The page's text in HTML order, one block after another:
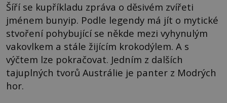
Šíří se kupříkladu zpráva o děsivém zvířeti
jménem bunyip. Podle legendy má jít o mytické
stvoření pohybující se někde mezi vyhynulým
vakovlkem a stále žijícím krokodýlem. A s
výčtem lze pokračovat. Jedním z dalších
tajuplných tvorů Austrálie je panter z Modrých
hor.